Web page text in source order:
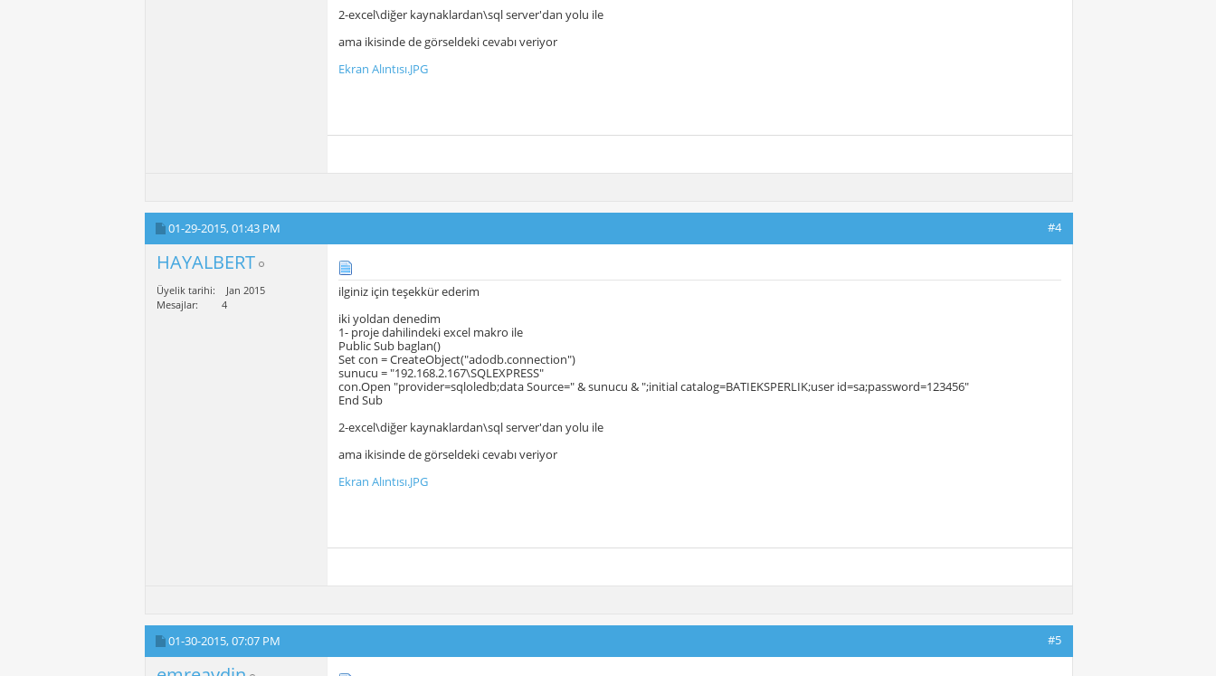
2-excel\diğer kaynaklardan\sql server'dan yolu ile
ama ikisinde de görseldeki cevabı veriyor
Ekran Alıntısı.JPG
01-29-2015,01:43 PM #4
HAYALBERT
Üyelik tarihi
Jan 2015
Mesajlar
4
ilginiz için teşekkür ederim
iki yoldan denedim
1- proje dahilindeki excel makro ile
Public Sub baglan()
Set con = CreateObject("adodb.connection")
sunucu = "192.168.2.167\SQLEXPRESS"
con.Open "provider=sqloledb;data Source=" & sunucu & ";initial catalog=BATIEKSPERLIK;user id=sa;password=123456"
End Sub
2-excel\diğer kaynaklardan\sql server'dan yolu ile
ama ikisinde de görseldeki cevabı veriyor
Ekran Alıntısı.JPG
01-30-2015,07:07 PM #5